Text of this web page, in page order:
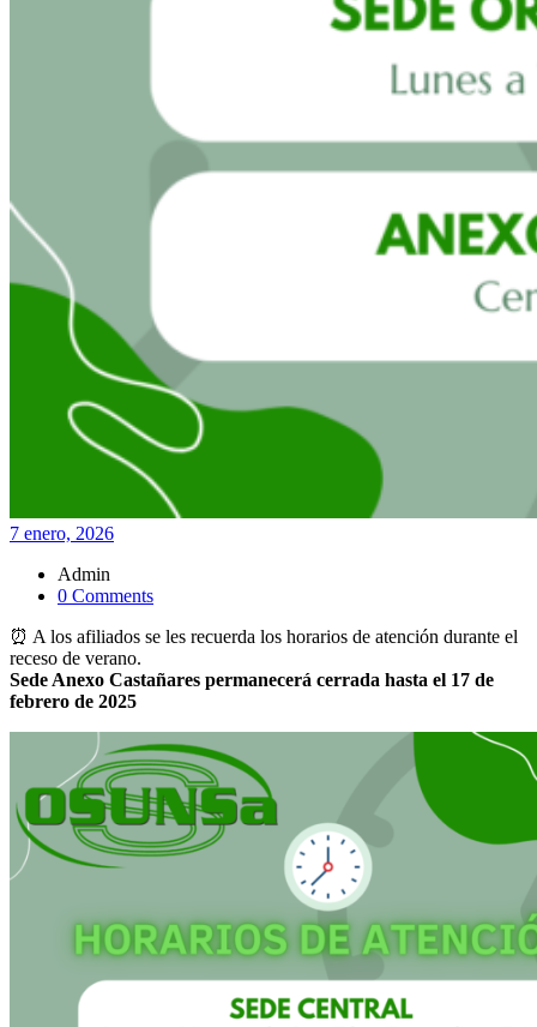
7 enero, 2026
Admin
0 Comments
⏰ A los afiliados se les recuerda los horarios de atención durante el
receso de verano.
Sede Anexo Castañares permanecerá cerrada hasta el 17 de
febrero de 2025